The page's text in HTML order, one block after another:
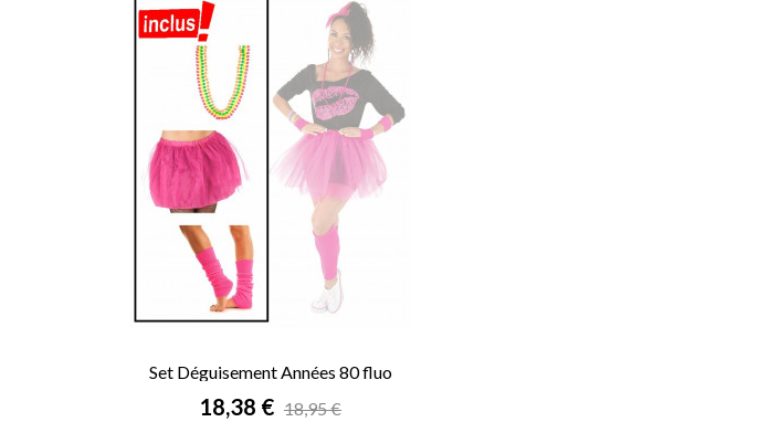
Set Déguisement Années 80 fluo
Prix
18,38 € 18,95 €